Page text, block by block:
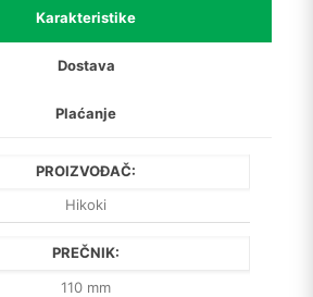
Karakteristike
Dostava
Plaćanje
PROIZVOĐAČ:
Hikoki
PREČNIK:
110 mm